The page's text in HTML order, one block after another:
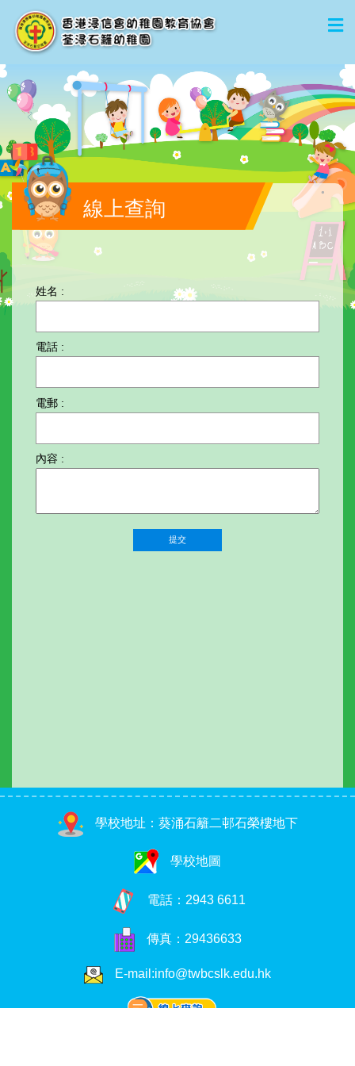
線上查詢
姓名 :
電話 :
電郵 :
內容 :
提交
學校地址：葵涌石籬二邨石榮樓地下
學校地圖
電話： 2943 6611
傳真：29436633
E-mail:info@twbcslk.edu.hk